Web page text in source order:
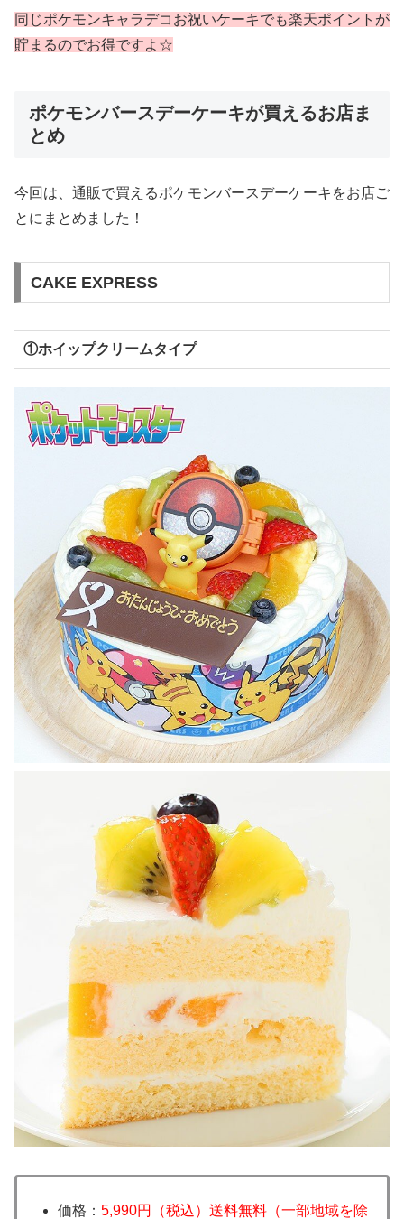
同じポケモンキャラデコお祝いケーキでも楽天ポイントが
貯まるのでお得ですよ☆
ポケモンバースデーケーキが買えるお店ま
とめ
今回は、通販で買えるポケモンバースデーケーキをお店ご
とにまとめました！
CAKE EXPRESS
①ホイップクリームタイプ
価格：5,990円（税込）送料無料（一部地域を除